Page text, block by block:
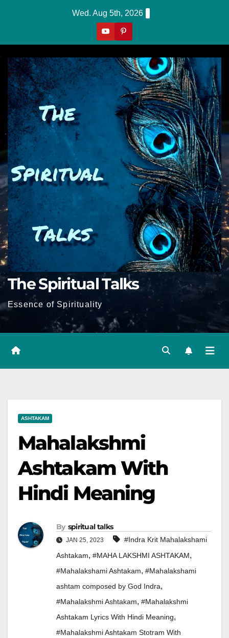
Wed. Aug 5th, 2026
The Spiritual Talks
Essence of Spirituality
ASHTAKAM
Mahalakshmi
Ashtakam With
Hindi Meaning
By spiritual talks
JAN 25, 2023
#Indra Krit Mahalakshami
Ashtakam, #MAHA LAKSHMI ASHTAKAM,
#Mahalakshami Ashtakam, #Mahalakshami
ashtam composed by God Indra,
#Mahalakshmi Ashtakam, #Mahalakshmi
Ashtakam Lyrics With Hindi Meaning,
#Mahalakshmi Ashtakam Stotram With